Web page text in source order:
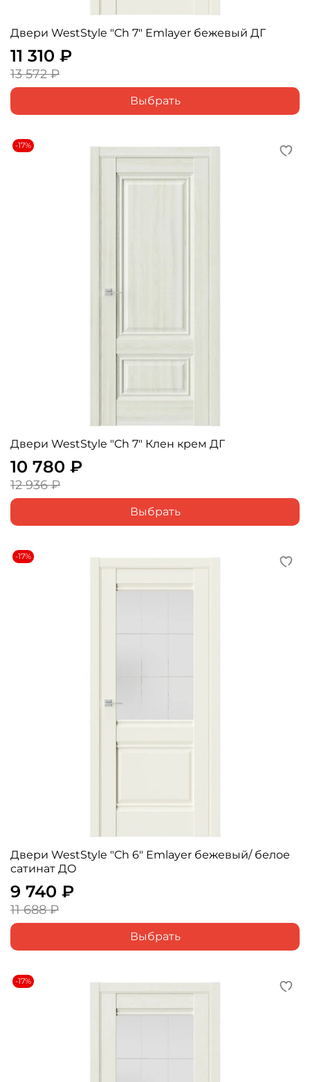
Двери WestStyle "Ch 7" Emlayer бежевый ДГ
11 310 ₽
13 572 ₽
Выбрать
-17%
Двери WestStyle "Ch 7" Клен крем ДГ
10 780 ₽
12 936 ₽
Выбрать
-17%
Двери WestStyle "Ch 6" Emlayer бежевый/ белое
сатинат ДО
9 740 ₽
11 688 ₽
Выбрать
-17%